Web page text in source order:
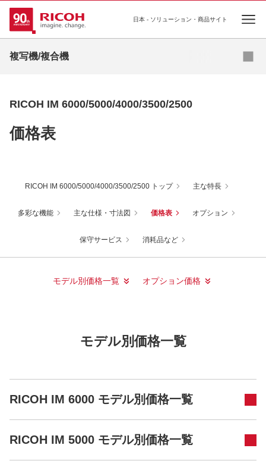
日本 - ソリューション・商品サイト
複写機/複合機
デジタル広幅複合機
RICOH IM 6000/5000/4000/3500/2500
価格表
RICOH IM 6000/5000/4000/3500/2500 トップ 主な特長
多彩な機能 主な仕様・寸法図 価格表 オプション
保守サービス 消耗品など
モデル別価格一覧 オプション価格
モデル別価格一覧
RICOH IM 6000 モデル別価格一覧
RICOH IM 5000 モデル別価格一覧